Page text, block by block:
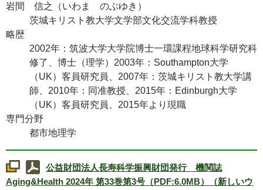
岩間 信之（いわま のぶゆき）
茨城キリスト教大学文学部文化交流学科教授
略歴
2002年：筑波大学大学院博士一環課程地球科学研究科
修了、博士（理学）2003年：Southampton大学
（UK）客員研究員、2007年：茨城キリスト教大学講
師、2010年：同准教授、2015年：Edinburgh大学
（UK）客員研究員、2015年より現職
専門分野
都市地理学
公益財団法人長寿科学振興財団発行 機関誌
Aging&Health 2024年 第33巻第3号（PDF:6.0MB）（新しいウ